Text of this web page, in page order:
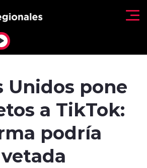
Unidos pone
a TikTok:
podría